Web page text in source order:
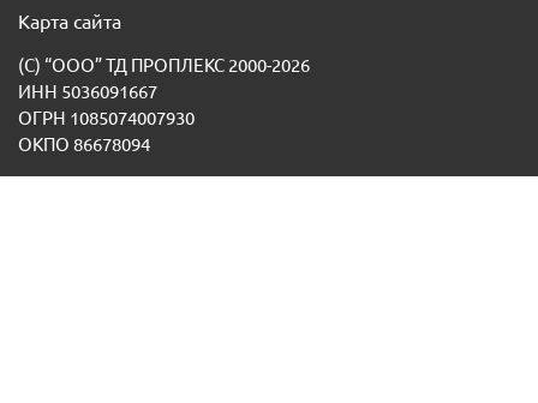
Карта сайта
(С) “ООО” ТД ПРОПЛЕКС 2000-2026
ИНН 5036091667
ОГРН 1085074007930
ОКПО 86678094